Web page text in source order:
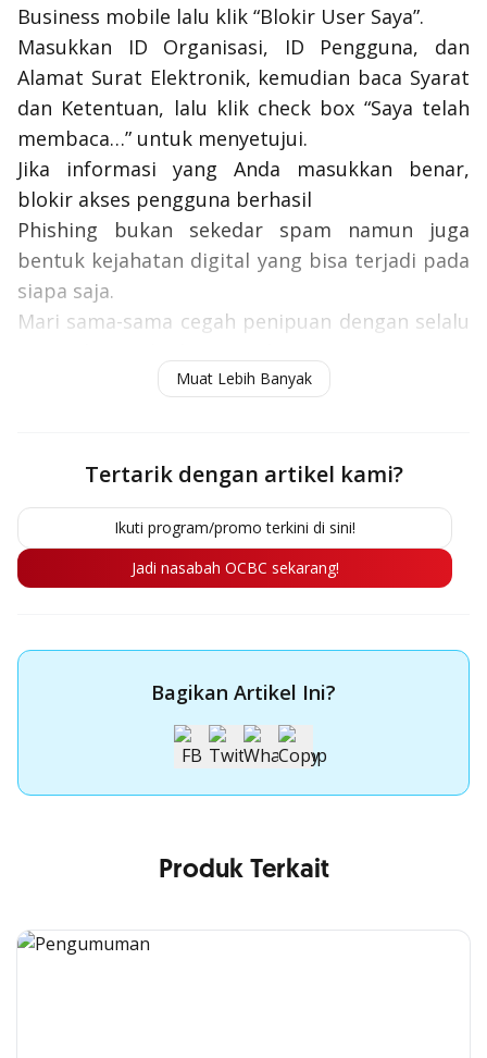
Business mobile lalu klik “Blokir User Saya”.
Masukkan ID Organisasi, ID Pengguna, dan
Alamat Surat Elektronik, kemudian baca Syarat
dan Ketentuan, lalu klik check box “Saya telah
membaca…” untuk menyetujui.
Jika informasi yang Anda masukkan benar,
blokir akses pengguna berhasil
Phishing bukan sekedar spam namun juga
bentuk kejahatan digital yang bisa terjadi pada
siapa saja.
Mari sama-sama cegah penipuan dengan selalu
Muat Lebih Banyak
Tertarik dengan artikel kami?
Ikuti program/promo terkini di sini!
Jadi nasabah OCBC sekarang!
Bagikan Artikel Ini?
Produk Terkait